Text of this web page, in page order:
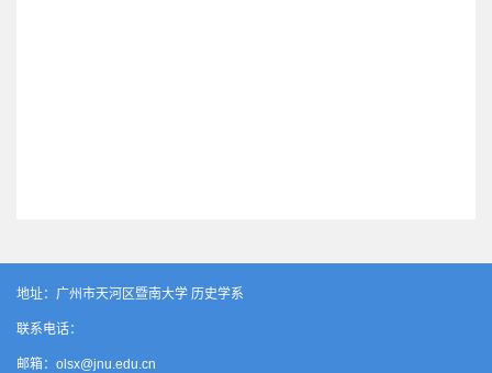
地址：广州市天河区暨南大学 历史学系
联系电话：
邮箱：olsx@jnu.edu.cn